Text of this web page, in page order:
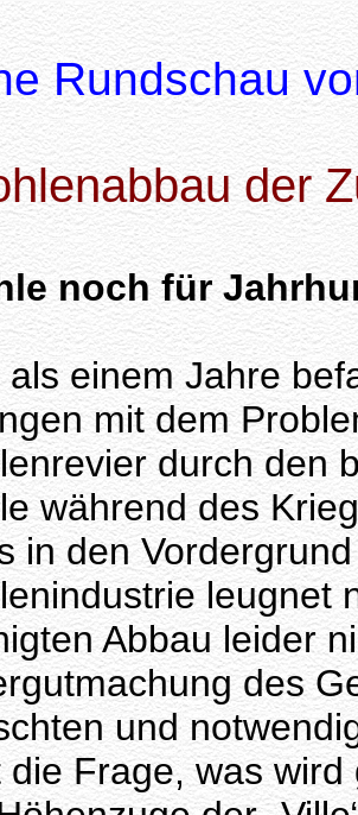
Rundschau
der
noch für
als einem Jahre
mit dem
durch den
während des
in den
leugnet
Abbau leider
des
und
die Frage, was